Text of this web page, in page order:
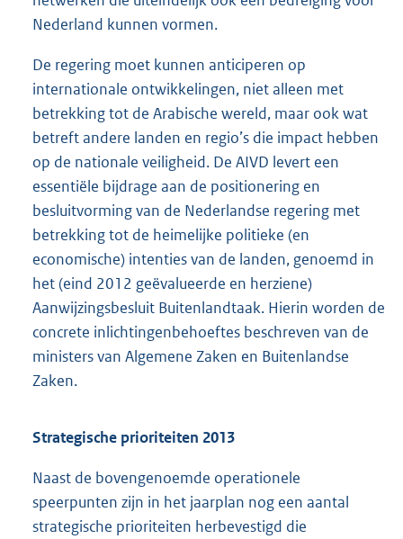
Nederland kunnen vormen.
De regering moet kunnen anticiperen op
internationale ontwikkelingen, niet alleen met
betrekking tot de Arabische wereld, maar ook wat
betreft andere landen en regio’s die impact hebben
op de nationale veiligheid. De AIVD levert een
essentiële bijdrage aan de positionering en
besluitvorming van de Nederlandse regering met
betrekking tot de heimelijke politieke (en
economische) intenties van de landen, genoemd in
het (eind 2012 geëvalueerde en herziene)
Aanwijzingsbesluit Buitenlandtaak. Hierin worden de
concrete inlichtingenbehoeftes beschreven van de
ministers van Algemene Zaken en Buitenlandse
Zaken.
Strategische prioriteiten 2013
Naast de bovengenoemde operationele
speerpunten zijn in het jaarplan nog een aantal
strategische prioriteiten herbevestigd die